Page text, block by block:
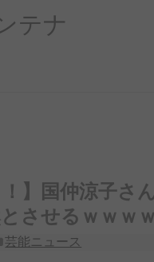
テナ
】国仲涼子さ
させるｗｗｗ
芸能ニュース